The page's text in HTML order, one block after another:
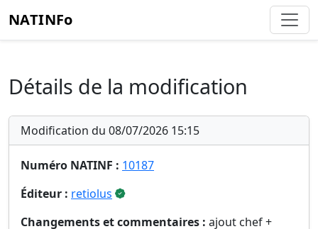
NATINFo
Détails de la modification
Modification du 08/07/2026 15:15
Numéro NATINF : 10187
Éditeur : retiolus
Changements et commentaires : ajout chef +